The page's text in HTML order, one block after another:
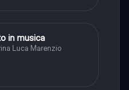
in musica